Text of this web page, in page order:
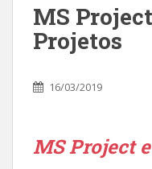
MS
Projetos
16/03/2019
MS Project